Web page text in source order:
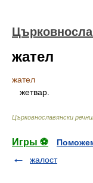
жател
жател
жетвар.
Църковнославянски
Игры ⚽
жалост